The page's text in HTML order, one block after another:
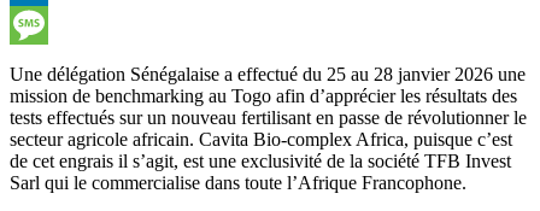
LinkedIn
Message
Une délégation Sénégalaise a effectué du 25 au 28 janvier 2026 une
mission de benchmarking au Togo afin d’apprécier les résultats des
tests effectués sur un nouveau fertilisant en passe de révolutionner le
secteur agricole africain. Cavita Bio-complex Africa, puisque c’est
de cet engrais il s’agit, est une exclusivité de la société TFB Invest
Sarl qui le commercialise dans toute l’Afrique Francophone.